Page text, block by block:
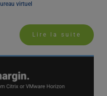
virtuel
Lire la suite